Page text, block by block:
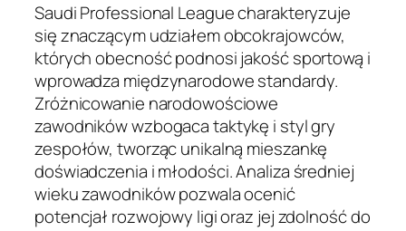
Saudi Professional League charakteryzuje
się znaczącym udziałem obcokrajowców,
których obecność podnosi jakość sportową i
wprowadza międzynarodowe standardy.
Zróżnicowanie narodowościowe
zawodników wzbogaca taktykę i styl gry
zespołów, tworząc unikalną mieszankę
doświadczenia i młodości. Analiza średniej
wieku zawodników pozwala ocenić
potencjał rozwojowy ligi oraz jej zdolność do